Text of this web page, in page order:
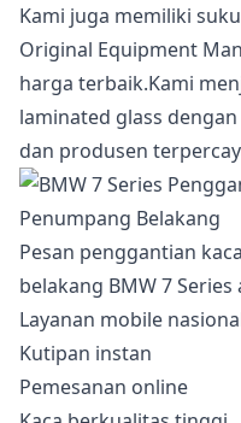
Kami juga memiliki
Original Equipment
harga terbaik.Kami
laminated glass
dan produsen
Pesan penggantian
belakang BMW 7
Layanan mobile
Kutipan instan
Pemesanan online